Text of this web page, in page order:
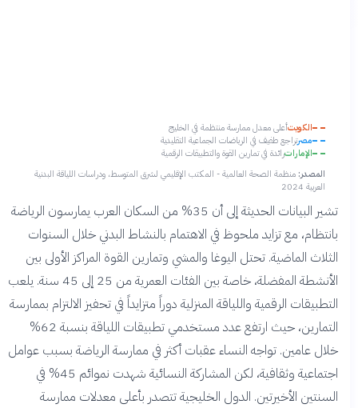
الكويتأعلى معدل ممارسة منتظمة في الخليج
مصرتراجع طفيف في الرياضات الجماعية التقليدية
الإماراترائدة في تمارين القوة والتطبيقات الرقمية
المصدر:منظمة الصحة العالمية - المكتب الإقليمي لشرق المتوسط، ودراسات اللياقة البدنية
العربية 2024
تشير البيانات الحديثة إلى أن 35% من السكان العرب يمارسون الرياضة
بانتظام، مع تزايد ملحوظ في الاهتمام بالنشاط البدني خلال السنوات
الثلاث الماضية. تحتل اليوغا والمشي وتمارين القوة المراكز الأولى بين
الأنشطة المفضلة، خاصة بين الفئات العمرية من 25 إلى 45 سنة. يلعب
التطبيقات الرقمية واللياقة المنزلية دوراً متزايداً في تحفيز الالتزام بممارسة
التمارين، حيث ارتفع عدد مستخدمي تطبيقات اللياقة بنسبة 62%
خلال عامين. تواجه النساء عقبات أكثر في ممارسة الرياضة بسبب عوامل
اجتماعية وثقافية، لكن المشاركة النسائية شهدت نموائم 45% في
السنتين الأخيرتين. الدول الخليجية تتصدر بأعلى معدلات ممارسة